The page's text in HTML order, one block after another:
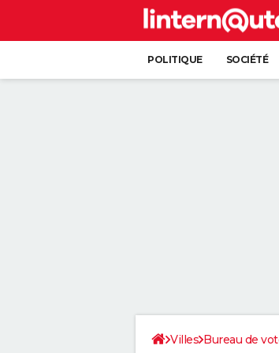
POLITIQUE SOCIÉTÉ
Villes Bureau de